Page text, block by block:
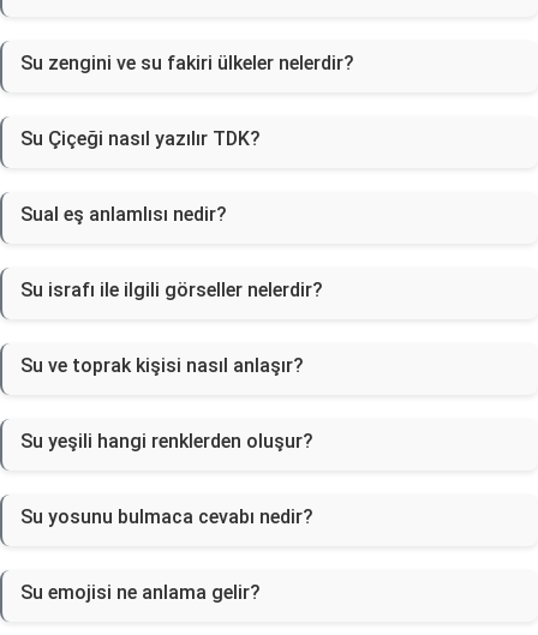
Su zengini ve su fakiri ülkeler nelerdir?
Su Çiçeği nasıl yazılır TDK?
Sual eş anlamlısı nedir?
Su israfı ile ilgili görseller nelerdir?
Su ve toprak kişisi nasıl anlaşır?
Su yeşili hangi renklerden oluşur?
Su yosunu bulmaca cevabı nedir?
Su emojisi ne anlama gelir?